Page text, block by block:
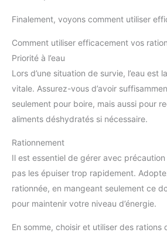
Finalement, voyons comment utiliser
Comment utiliser efficacement vos
Priorité à l’eau
Lors d’une situation de survie, l’eau est
vitale. Assurez-vous d’avoir
seulement pour boire, mais aussi pour
aliments déshydratés si nécessaire.
Rationnement
Il est essentiel de gérer avec
pas les épuiser trop rapidement.
rationnée, en mangeant seulement ce
pour maintenir votre niveau d’énergie.
En somme, choisir et utiliser des rations